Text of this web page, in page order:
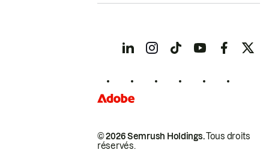
© 2026 Semrush Holdings.Tous droits
réservés.